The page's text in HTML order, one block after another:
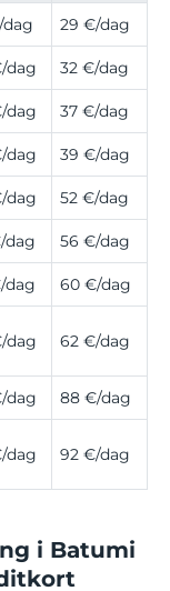
dag 29 €/dag
dag 32 €/dag
dag 37 €/dag
dag 39 €/dag
dag 52 €/dag
dag 56 €/dag
dag 60 €/dag
dag 62 €/dag
dag 88 €/dag
dag 92 €/dag
i Batumi